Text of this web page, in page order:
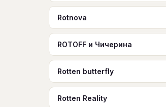
Rotnova
ROTOFF и Чичерина
Rotten butterfly
Rotten Reality